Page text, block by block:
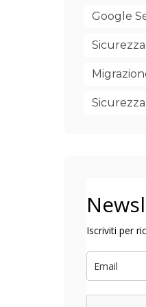
Google
Iscriviti per